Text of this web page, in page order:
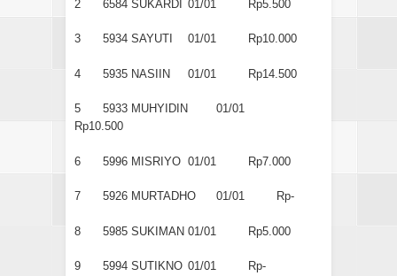
2 6584 SUKARDI 01/01 Rp5.500
3 5934 SAYUTI 01/01 Rp10.000
4 5935 NASIIN 01/01 Rp14.500
5 5933 MUHYIDIN
01/01
Rp10.500
6 5996 MISRIYO 01/01 Rp7.000
7 5926 MURTADHO 01/01 Rp-
8 5985 SUKIMAN 01/01 Rp5.000
9 5994 SUTIKNO 01/01 Rp-